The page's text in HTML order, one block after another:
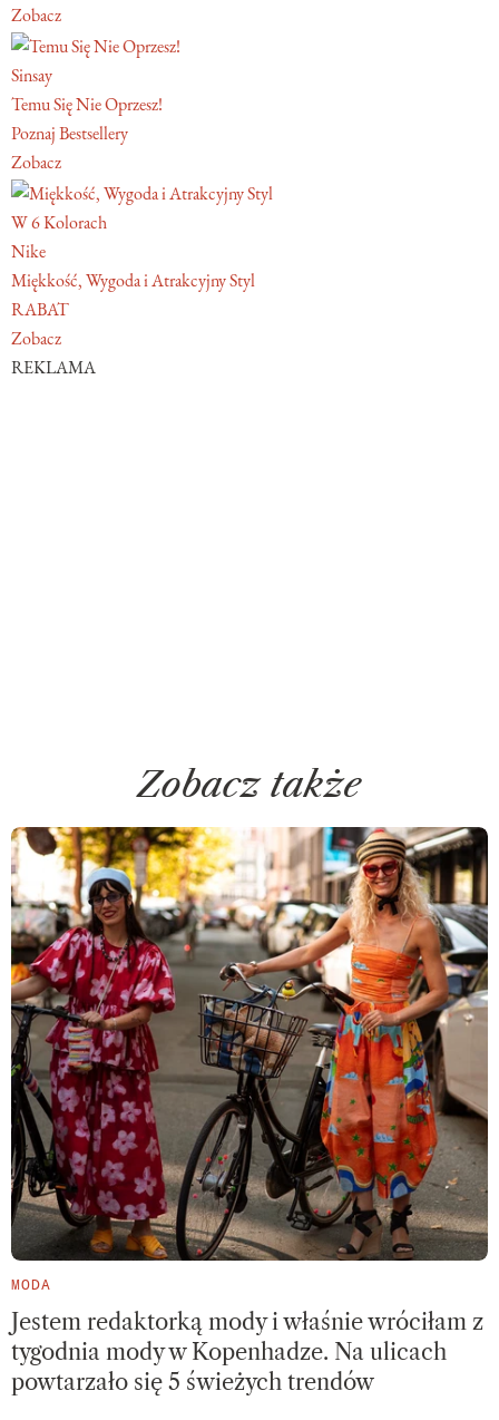
Zobacz
Sinsay
Temu Się Nie Oprzesz!
Poznaj Bestsellery
Zobacz
W 6 Kolorach
Nike
Miękkość, Wygoda i Atrakcyjny Styl
RABAT
Zobacz
REKLAMA
Zobacz także
MODA
Jestem redaktorką mody i właśnie wróciłam z
tygodnia mody w Kopenhadze. Na ulicach
powtarzało się 5 świeżych trendów